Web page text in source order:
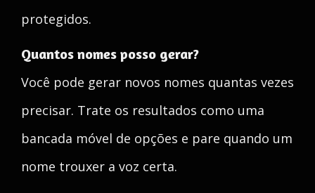
protegidos.
Quantos nomes posso gerar?
Você pode gerar novos nomes quantas vezes
precisar. Trate os resultados como uma
bancada móvel de opções e pare quando um
nome trouxer a voz certa.